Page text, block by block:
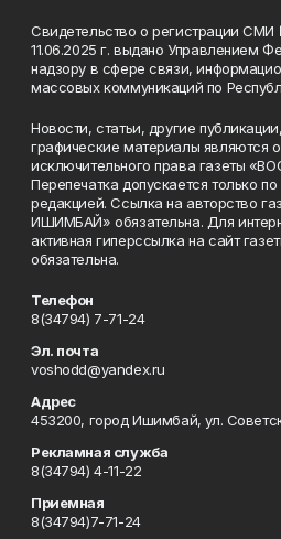
Свидетельство о регистрации
11.06.2025 г. выдано Управлением
надзору в сфере связи,
массовых коммуникаций по
Новости, статьи, другие
графические материалы являются
исключительного права газеты
Перепечатка допускается только
редакцией. Ссылка на авторство
ИШИМБАЙ» обязательна. Для
активная гиперссылка на сайт
обязательна.
Телефон
8(34794) 7-71-24
Эл. почта
voshodd@yandex.ru
Адрес
453200, город Ишимбай, ул.
Рекламная служба
8(34794) 4-11-22
Приемная
8(34794)7-71-24